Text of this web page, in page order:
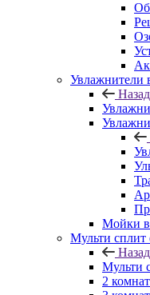
Увлажнители
Назад
Мойки
Мульти сплит
Назад
Мульти
2